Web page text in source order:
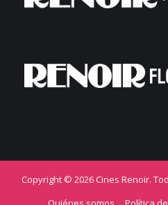
Copyright © 2026 Cines Renoir.